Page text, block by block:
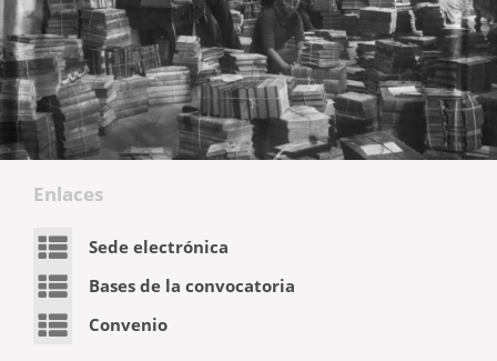
Enlaces
Sede electrónica
Bases de la convocatoria
Convenio